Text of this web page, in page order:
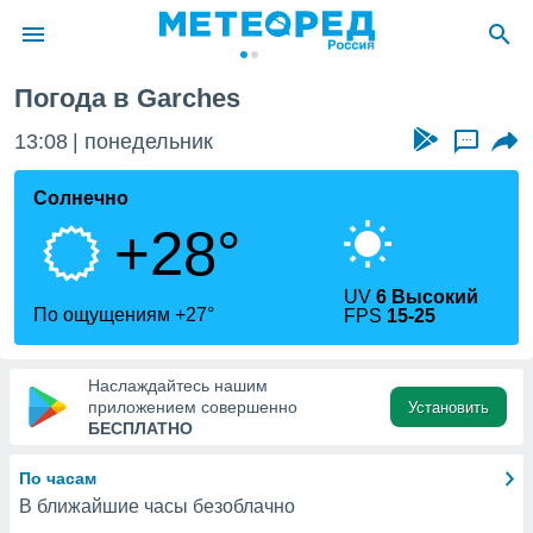
о
Вы можете
к этому
доступ
Погода в Garches
13:08 понедельник ...
Солнечно
+28°
По ощущениям +27°
UV6 Высокий
FPS 15-25
Наслаждайтесь нашим
приложением совершенно
БЕСПЛАТНО
Установить
По часам
В ближайшие часы безоблачно